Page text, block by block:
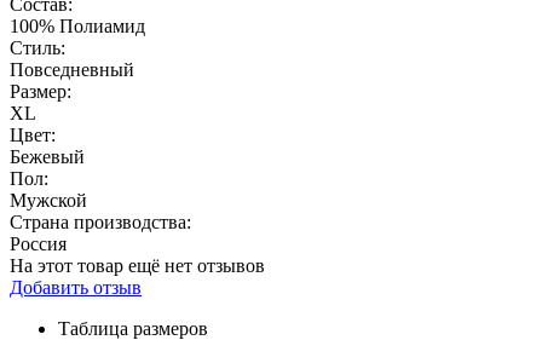
100% Полиамид
Стиль:
Повседневный
Размер:
XL
Цвет:
Бежевый
Пол:
Мужской
Страна производства:
Россия
На этот товар ещё нет отзывов
Добавить отзыв
Таблица размеров